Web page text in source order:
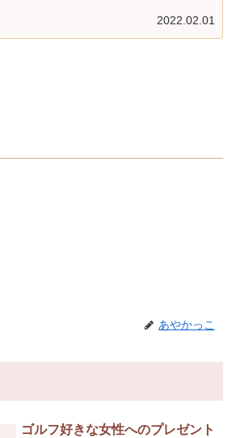
2022.02.01
あやかっこ
ゴルフ好きな女性へのプレゼント